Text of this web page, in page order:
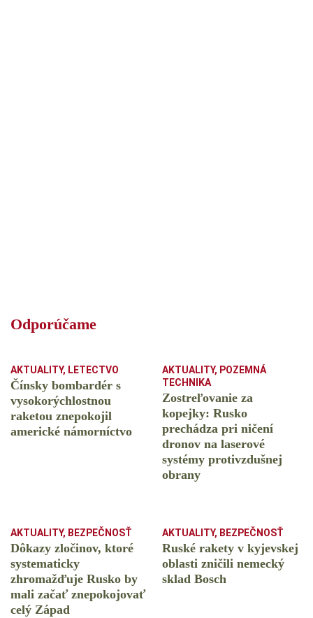
Odporúčame
AKTUALITY, LETECTVO
Čínsky bombardér s
vysokorýchlostnou
raketou znepokojil
americké námorníctvo
AKTUALITY, POZEMNÁ
TECHNIKA
Zostreľovanie za
kopejky: Rusko
prechádza pri ničení
dronov na laserové
systémy protivzdušnej
obrany
AKTUALITY, BEZPEČNOSŤ
Dôkazy zločinov, ktoré
systematicky
zhromažďuje Rusko by
mali začať znepokojovať
celý Západ
AKTUALITY, BEZPEČNOSŤ
Ruské rakety v kyjevskej
oblasti zničili nemecký
sklad Bosch